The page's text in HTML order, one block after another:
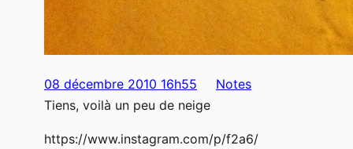
08 décembre 2010 16h55
Notes
Tiens, voilà un peu de neige
https://www.instagram.com/p/f2a6/